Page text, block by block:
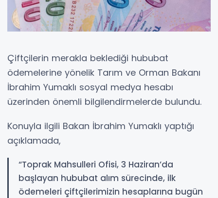
Çiftçilerin merakla beklediği hububat
ödemelerine yönelik Tarım ve Orman Bakanı
İbrahim Yumaklı sosyal medya hesabı
üzerinden önemli bilgilendirmelerde bulundu.
Konuyla ilgili Bakan İbrahim Yumaklı yaptığı
açıklamada,
“Toprak Mahsulleri Ofisi, 3 Haziran’da
başlayan hububat alım sürecinde, ilk
ödemeleri çiftçilerimizin hesaplarına bugün